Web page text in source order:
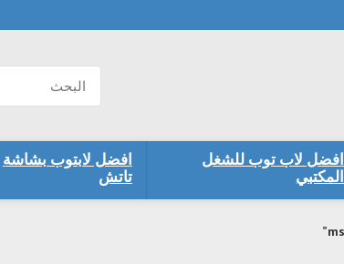
افضل لاب توب للشغل
المكتبي
افضل لابتوب بشاشة
تاتش